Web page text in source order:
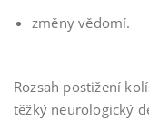
změny vědomí.
Rozsah postižení
těžký neurologický